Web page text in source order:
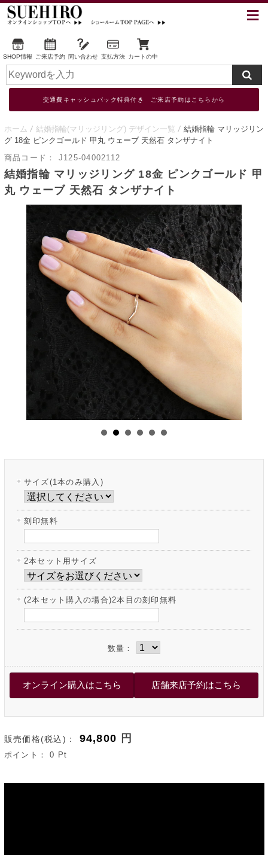
SHOP情報 ご来店予約 問い合わせ 支払方法 カートの中
交通費キャッシュバック特典付き ご来店予約はこちらから
ホーム 結婚指輪(マリッジリング) デザイン一覧
結婚指輪 マリッジリン
グ 18金 ピンクゴールド 甲丸 ウェーブ 天然石 タンザナイト
商品コード：
J125-04002112
結婚指輪 マリッジリング 18金 ピンクゴールド 甲
丸 ウェーブ 天然石 タンザナイト
サイズ(1本のみ購入)
刻印無料
2本セット用サイズ
(2本セット購入の場合)2本目の刻印無料
数量：
販売価格(税込)： 94,800 円
ポイント：0 Pt